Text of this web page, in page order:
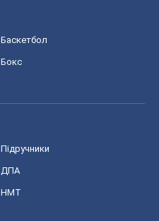
Баскетбол
Бокс
Підручники
ДПА
НМТ